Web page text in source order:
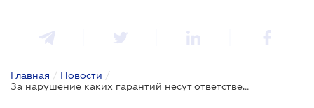
Главная / Новости /
За нарушение каких гарантий несут ответственность работодатели